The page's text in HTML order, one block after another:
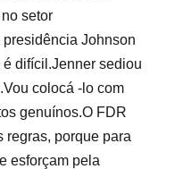
setor
Johnson
difícil.Jenner sediou
colocá -lo com
genuínos.O FDR
regras, porque para
esforçam pela